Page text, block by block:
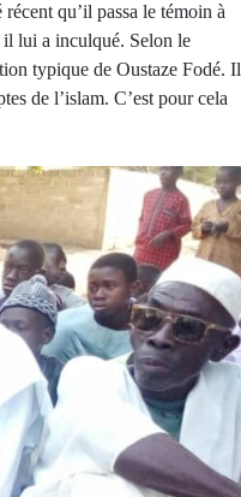
qu’il passa le témoin à
lui a inculqué. Selon le
typique de Oustaze Fodé. Il
de l’islam. C’est pour cela